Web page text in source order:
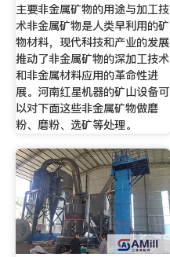
主要非金属矿物的用途与加工技
术非金属矿物是人类早利用的矿
物材料，现代科技和产业的发展
推动了非金属矿物的深加工技术
和非金属材料应用的革命性进
展。河南红星机器的矿山设备可
以对下面这些非金属矿物做磨
粉、磨粉、选矿等处理。